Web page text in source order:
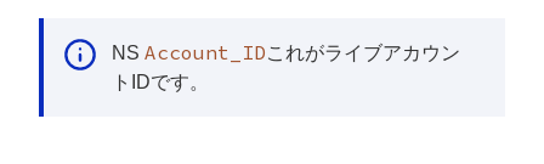
NS Account_IDこれがライブアカウン
トIDです。